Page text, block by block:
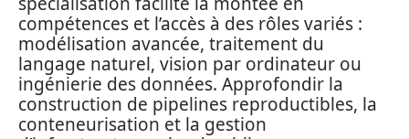
compétences et l’accès à des rôles variés :
modélisation avancée, traitement du
langage naturel, vision par ordinateur ou
ingénierie des données. Approfondir la
construction de pipelines reproductibles, la
conteneurisation et la gestion